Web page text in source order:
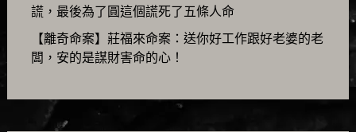
謊，最後為了圓這個謊死了五條人命
【離奇命案】莊福來命案：送你好工作跟好老婆的老
闆，安的是謀財害命的心！